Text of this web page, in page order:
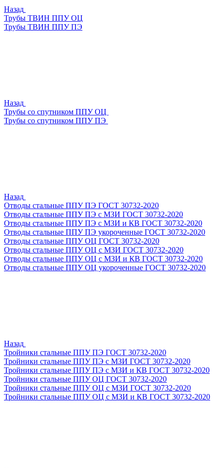
Назад
Трубы ТВИН ППУ ОЦ
Трубы ТВИН ППУ ПЭ
Назад
Трубы со спутником ППУ ОЦ
Трубы со спутником ППУ ПЭ
Назад
Отводы стальные ППУ ПЭ ГОСТ 30732-2020
Отводы стальные ППУ ПЭ с МЗИ ГОСТ 30732-2020
Отводы стальные ППУ ПЭ с МЗИ и КВ ГОСТ 30732-2020
Отводы стальные ППУ ПЭ укороченные ГОСТ 30732-2020
Отводы стальные ППУ ОЦ ГОСТ 30732-2020
Отводы стальные ППУ ОЦ с МЗИ ГОСТ 30732-2020
Отводы стальные ППУ ОЦ с МЗИ и КВ ГОСТ 30732-2020
Отводы стальные ППУ ОЦ укороченные ГОСТ 30732-2020
Назад
Тройники стальные ППУ ПЭ ГОСТ 30732-2020
Тройники стальные ППУ ПЭ с МЗИ ГОСТ 30732-2020
Тройники стальные ППУ ПЭ с МЗИ и КВ ГОСТ 30732-2020
Тройники стальные ППУ ОЦ ГОСТ 30732-2020
Тройники стальные ППУ ОЦ с МЗИ ГОСТ 30732-2020
Тройники стальные ППУ ОЦ с МЗИ и КВ ГОСТ 30732-2020